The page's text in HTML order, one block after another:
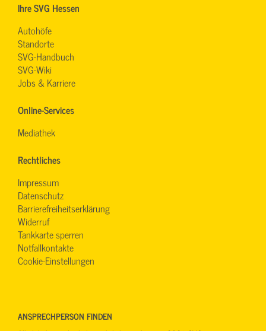
Ihre SVG Hessen
Autohöfe
Standorte
SVG-Handbuch
SVG-Wiki
Jobs & Karriere
Online-Services
Mediathek
Rechtliches
Impressum
Datenschutz
Barrierefreiheitserklärung
Widerruf
Tankkarte sperren
Notfallkontakte
Cookie-Einstellungen
ANSPRECHPERSON FINDEN